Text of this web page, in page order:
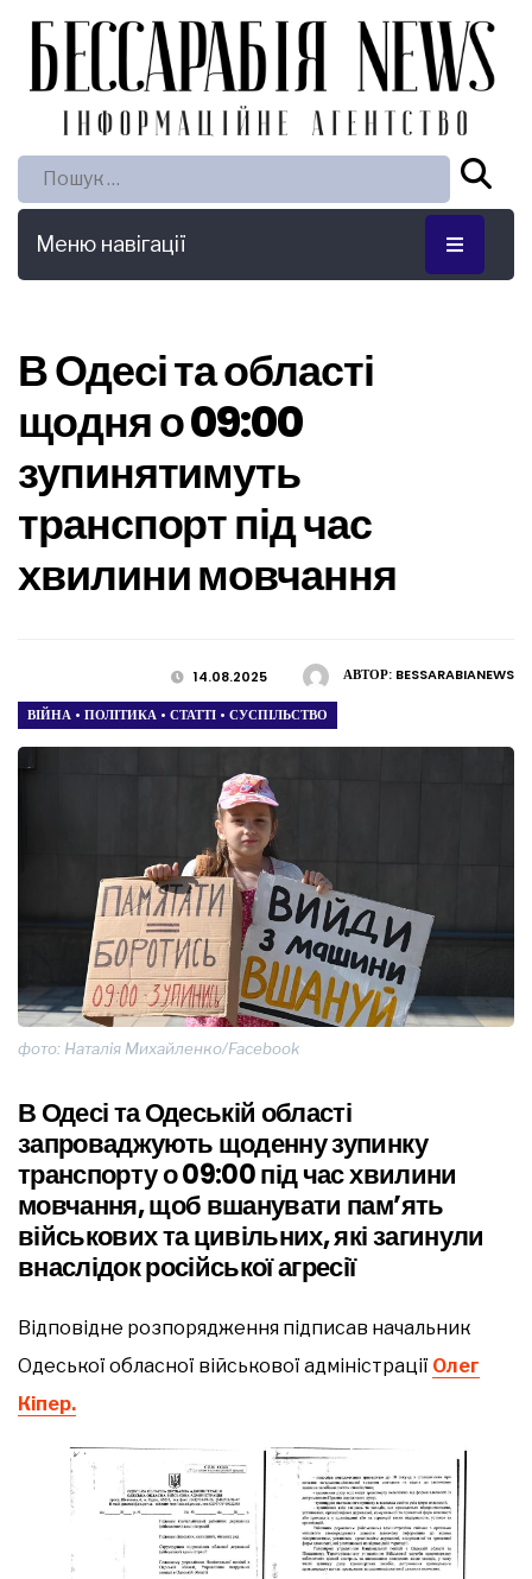
Пошук:
Меню навігації
В Одесі та області
щодня о 09:00
зупинятимуть
транспорт під час
хвилини мовчання
АВТОР: BESSARABIANEWS
14.08.2025
ВІЙНА • ПОЛІТИКА • СТАТТІ • СУСПІЛЬСТВО
фото: Наталія Михайленко/Facebook
В Одесі та Одеській області
запроваджують щоденну зупинку
транспорту о 09:00 під час хвилини
мовчання, щоб вшанувати пам’ять
військових та цивільних, які загинули
внаслідок російської агресії
Відповідне розпорядження підписав начальник
Одеської обласної військової адміністрації Олег
Кіпер.